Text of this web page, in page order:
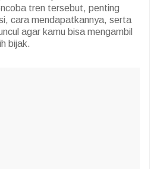
tren tersebut, penting
cara mendapatkannya, serta
agar kamu bisa mengambil
bijak.